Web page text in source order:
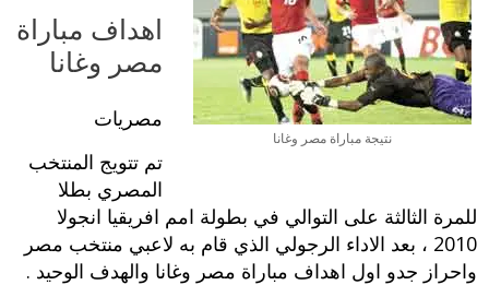
نتيجة مباراة مصر وغانا
اهداف مباراة
مصر وغانا
مصريات
تم تتويج المنتخب
المصري بطلا
للمرة الثالثة على التوالي في بطولة امم افريقيا انجولا
2010 ، بعد الاداء الرجولي الذي قام به لاعبي منتخب مصر
واحراز جدو اول اهداف مباراة مصر وغانا والهدف الوحيد .